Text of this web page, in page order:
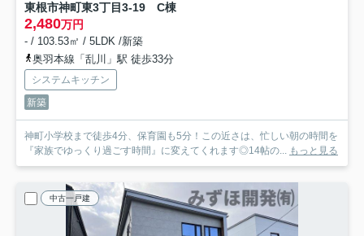
東根市神町東3丁目3-19 C棟
2,480万円
- / 103.53㎡ / 5LDK /新築
奥羽本線「乱川」駅 徒歩33分
システムキッチン
新築
神町小学校まで徒歩4分、保育園も5分！この近さは、忙しい朝の時間を
『家族でゆっくり過ごす時間』に変えてくれます◎14帖の... もっと見る
中古一戸建